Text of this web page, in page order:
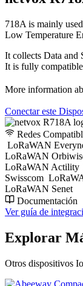
718A is mainly
Low Temperature
It collects Data
It is fully
More information
Conectar este
Redes
LoRaWAN
LoRaWAN
LoRaWAN Actility
Swisscom
LoRaWAN Senet
Documentación
Ver guía de
Explorar
Otros dispositivos